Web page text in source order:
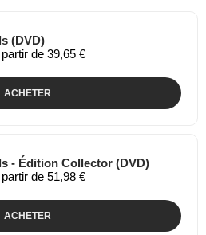
(DVD)
de 39,65 €
ACHETER
- Édition Collector (DVD)
de 51,98 €
ACHETER